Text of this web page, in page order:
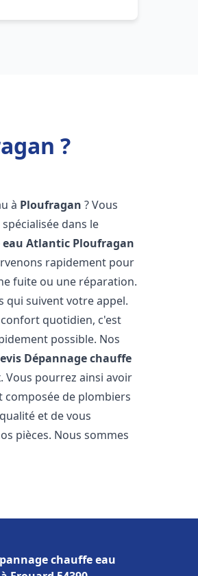
?
à Ploufragan ? Vous
dans le
eau Atlantic Ploufragan
rapidement pour
fuite ou une réparation.
qui suivent votre appel.
quotidien, c'est
possible. Nos
Dépannage chauffe
Vous pourrez ainsi avoir
composée de plombiers
et de vous
pièces. Nous sommes
chauffe eau